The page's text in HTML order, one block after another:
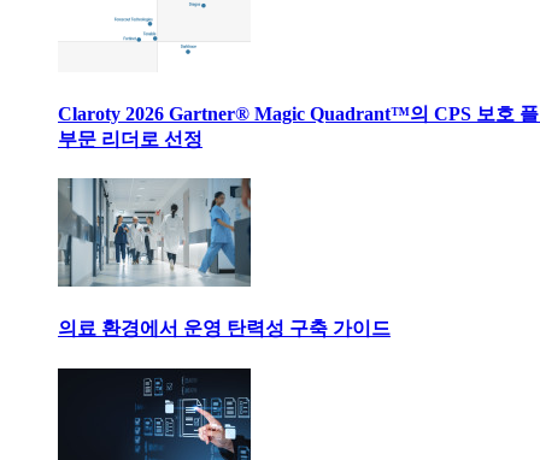
Claroty 2026 Gartner® Magic Quadrant™의 CPS 보호
부문 리더로 선정
의료 환경에서 운영 탄력성 구축 가이드